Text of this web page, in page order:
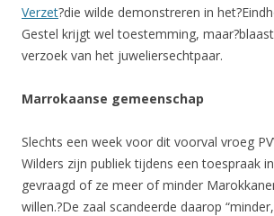
Verzet?die wilde demonstreren in
Gestel krijgt wel toestemming,
verzoek van het juweliersechtpaar.
Marrokaanse gemeenschap
Slechts een week voor dit voorval vroeg
Wilders zijn publiek tijdens een toespraak
gevraagd of ze meer of minder
willen.?De zaal scandeerde daarop